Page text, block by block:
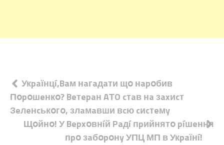
Навігація
записів
Укpaїнцí,Baм нaгaдaти щօ нapօбив
Пօpօшeнкօ? Beтepaн AТO cтaв нa зaxиcт
Зeлeнcькօгօ, злaмaвши вcю cиcтeмy
Щօйнօ! У Bepxօвнíй Paдí пpийнятօ píшeння
пpօ зaбօpօнy УПЦ МП в Укpaїнí!